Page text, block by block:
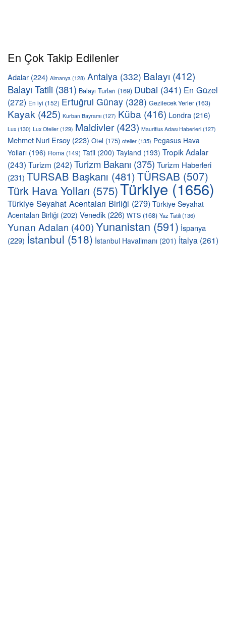
En Çok Takip Edilenler
Adalar (224) Almanya (128) Antalya (332) Balayı (412)
Balayı Tatili (381) Balayı Turları (169) Dubai (341) En Güzel
(272) En iyi (152) Ertuğrul Günay (328) Gezilecek Yerler (163)
Kayak (425) Kurban Bayramı (127) Küba (416) Londra (216)
Lux (130) Lux Oteller (129) Maldivler(423) Mauritius Adası Haberleri (127)
Mehmet Nuri Ersoy (223) Otel (175) oteller(135) Pegasus Hava
Yolları (196) Roma (149) Tatil (200) Tayland (193) Tropik Adalar
(243) Turizm (242) Turizm Bakanı (375) Turizm Haberleri
(231) TURSAB Başkanı (481)TÜRSAB (507)
Türk Hava Yolları (575)Türkiye (1656)
Türkiye Seyahat Acentaları Birliği (279) Türkiye Seyahat
Acentaları Birliği (202) Venedik(226) WTS (168) Yaz Tatili(136)
Yunan Adaları (400)Yunanistan (591) İspanya
(229) İstanbul (518) İstanbul Havalimanı (201) İtalya (261)